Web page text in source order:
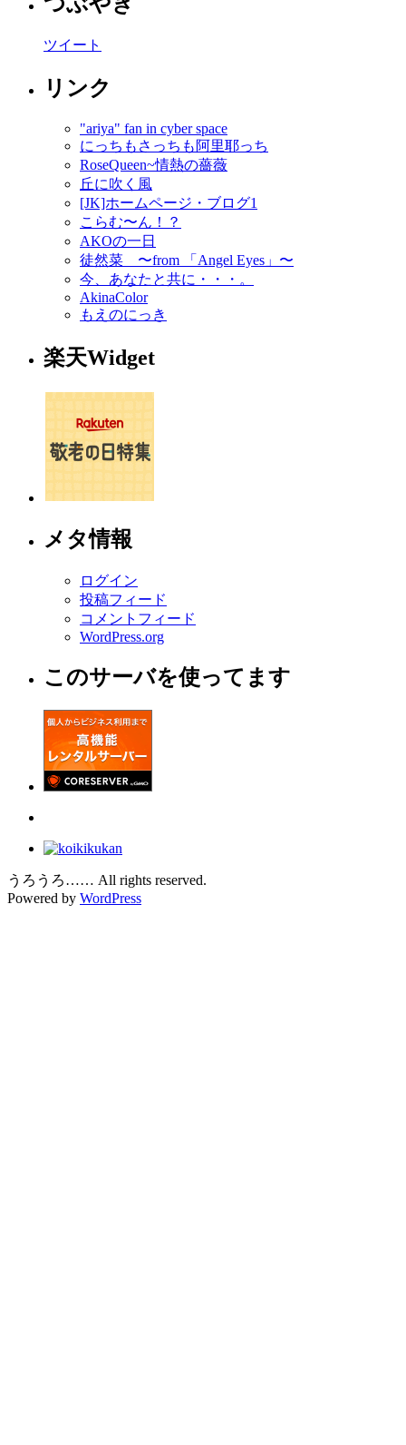
ツイート
リンク
"ariya" fan in cyber space
にっちもさっちも阿里耶っち
RoseQueen~情熱の薔薇
丘に吹く風
[JK]ホームページ・ブログ1
こらむ〜ん！？
AKOの一日
徒然菜 〜from 「Angel Eyes」〜
今、あなたと共に・・・。
AkinaColor
もえのにっき
楽天Widget
メタ情報
ログイン
投稿フィード
コメントフィード
WordPress.org
このサーバを使ってます
うろうろ…… All rights reserved.
Powered by WordPress